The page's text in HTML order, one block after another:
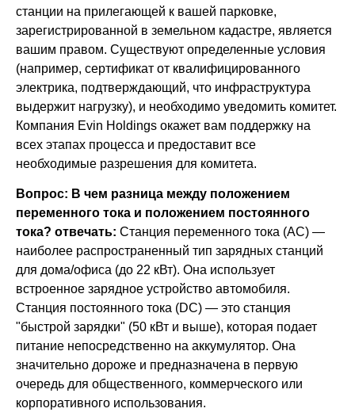
станции на прилегающей к вашей парковке,
зарегистрированной в земельном кадастре, является
вашим правом. Существуют определенные условия
(например, сертификат от квалифицированного
электрика, подтверждающий, что инфраструктура
выдержит нагрузку), и необходимо уведомить комитет.
Компания Evin Holdings окажет вам поддержку на
всех этапах процесса и предоставит все
необходимые разрешения для комитета.
Вопрос: В чем разница между положением
переменного тока и положением постоянного
тока? отвечать: Станция переменного тока (AC) —
наиболее распространенный тип зарядных станций
для дома/офиса (до 22 кВт). Она использует
встроенное зарядное устройство автомобиля.
Станция постоянного тока (DC) — это станция
"быстрой зарядки" (50 кВт и выше), которая подает
питание непосредственно на аккумулятор. Она
значительно дороже и предназначена в первую
очередь для общественного, коммерческого или
корпоративного использования.